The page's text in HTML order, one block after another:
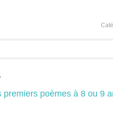
premiers poèmes à 8 ou 9